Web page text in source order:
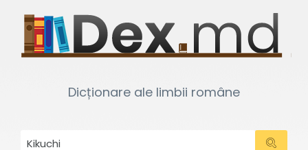
Dicționare ale limbii române